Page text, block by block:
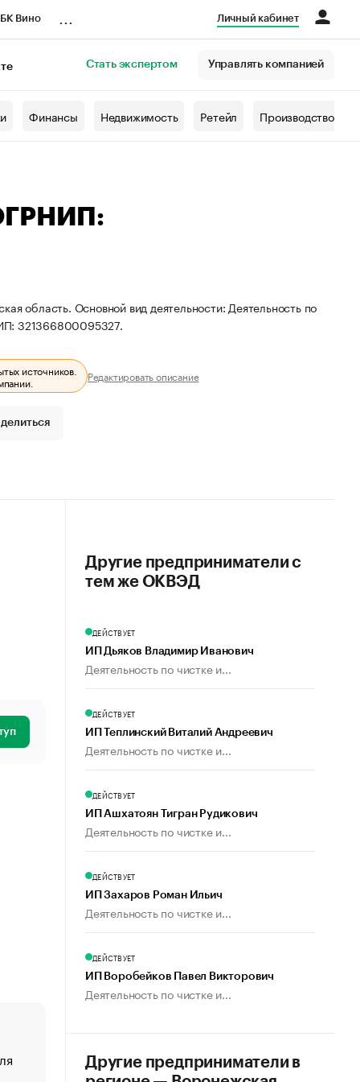
Вино Личный кабинет
Стать экспертом Управлять компанией
Финансы Недвижимость Ретейл Производство
область. Основной вид деятельности: Деятельность по
321366800095327.
источников.
Редактировать описание
«От спорта тело стареет иначе». Как живет глава
создавшей GTA
Другие предприниматели с
тем же ОКВЭД
ДЕЙСТВУЕТ
ИП Дьяков Владимир Иванович
Деятельность по чистке и...
ДЕЙСТВУЕТ
ИП Теплинский Виталий Андреевич
Деятельность по чистке и...
ДЕЙСТВУЕТ
ИП Ашхатоян Тигран Рудикович
Деятельность по чистке и...
ДЕЙСТВУЕТ
ИП Захаров Роман Ильич
Деятельность по чистке и...
ДЕЙСТВУЕТ
ИП Воробейков Павел Викторович
Деятельность по чистке и...
Другие предприниматели в